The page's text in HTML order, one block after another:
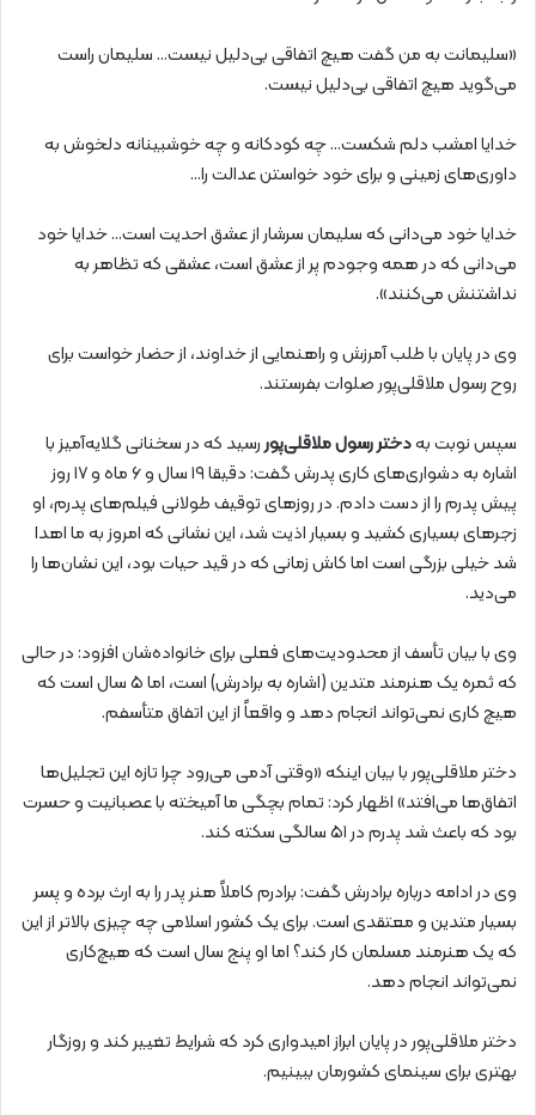
«سلیمانت به من گفت هیچ اتفاقی بی‌دلیل نیست… سلیمان راست
می‌گوید هیچ اتفاقی بی‌دلیل نیست.
خدایا امشب دلم شکست… چه کودکانه و چه خوشبینانه دلخوش به
داوری‌های زمینی و برای خود خواستن عدالت را…
خدایا خود می‌دانی که سلیمان سرشار از عشق احدیت است… خدایا خود
می‌دانی که در همه وجودم پر از عشق است، عشقی که تظاهر به
نداشتنش می‌کنند».
وی در پایان با طلب آمرزش و راهنمایی از خداوند، از حضار خواست برای
روح رسول ملاقلی‌پور صلوات بفرستند.
سپس نوبت بهدختر رسول ملاقلی‌پوررسید که در سخنانی گلایه‌آمیز با
اشاره به دشواری‌های کاری پدرش گفت: دقیقا ۱۹ سال و ۶ ماه و ۱۷ روز
پیش پدرم را از دست دادم. در روزهای توقیف طولانی فیلم‌های پدرم، او
زجرهای بسیاری کشید و بسیار اذیت شد، این نشانی که امروز به ما اهدا
شد خیلی بزرگی است اما کاش زمانی که در قید حیات بود، این نشان‌ها را
می‌دید.
وی با بیان تأسف از محدودیت‌های فعلی برای خانواده‌شان افزود: در حالی
که ثمره یک هنرمند متدین (اشاره به برادرش) است، اما ۵ سال است که
هیچ کاری نمی‌تواند انجام دهد و واقعاً از این اتفاق متأسفم.
دختر ملاقلی‌پور با بیان اینکه «وقتی آدمی می‌رود چرا تازه این تجلیل‌ها
اتفاق‌ها می‌افتد» اظهار کرد: تمام بچگی ما آمیخته با عصبانیت و حسرت
بود که باعث شد پدرم در ۵۱ سالگی سکته کند.
وی در ادامه درباره برادرش گفت: برادرم کاملاً هنر پدر را به ارث برده و پسر
بسیار متدین و معتقدی است. برای یک کشور اسلامی چه چیزی بالاتر از این
که یک هنرمند مسلمان کار کند؟ اما او پنج سال است که هیچ‌کاری
نمی‌تواند انجام دهد.
دختر ملاقلی‌پور در پایان ابراز امیدواری کرد که شرایط تغییر کند و روزگار
بهتری برای سینمای کشورمان ببینیم.